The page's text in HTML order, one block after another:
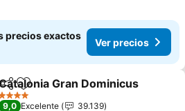
precios exactos
Ver precios
CompartirAgregar a favoritos
Gran Dominicus
4 Estrellas
9,0 Excelente
39.139